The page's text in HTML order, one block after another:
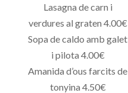
Lasagna de carn i
verdures al graten 4.00€
Sopa de caldo amb galet
i pilota 4.00€
Amanida d’ous farcits de
tonyina 4.50€